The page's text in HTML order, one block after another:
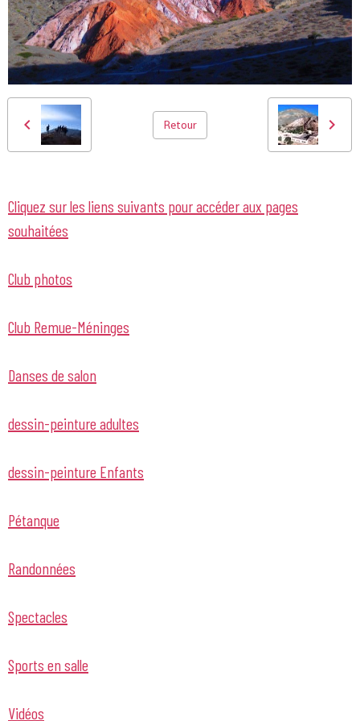
Retour
Cliquez sur les liens suivants pour accéder aux pages
souhaitées
Club photos
Club Remue-Méninges
Danses de salon
dessin-peinture adultes
dessin-peinture Enfants
Pétanque
Randonnées
Spectacles
Sports en salle
Vidéos